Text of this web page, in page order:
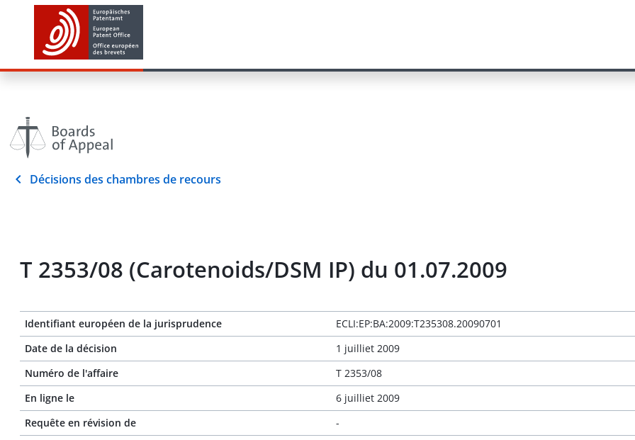
Décisions des chambres de recours
T 2353/08 (Carotenoids/DSM IP) du 01.07.2009
Identifiant européen de la jurisprudence
ECLI:EP:BA:2009:T235308.20090701
Date de la décision
1 juilliet 2009
Numéro de l'affaire
T 2353/08
En ligne le
6 juilliet 2009
Requête en révision de
-